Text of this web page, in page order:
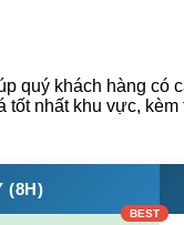
quý khách hàng có
nhất khu vực,
(8H)